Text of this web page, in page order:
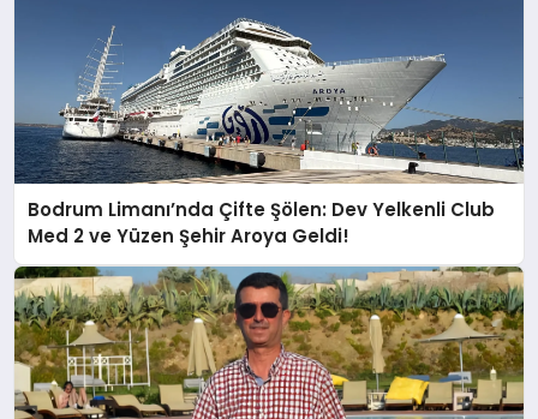
Bodrum Limanı’nda Çifte Şölen: Dev Yelkenli Club
Med 2 ve Yüzen Şehir Aroya Geldi!